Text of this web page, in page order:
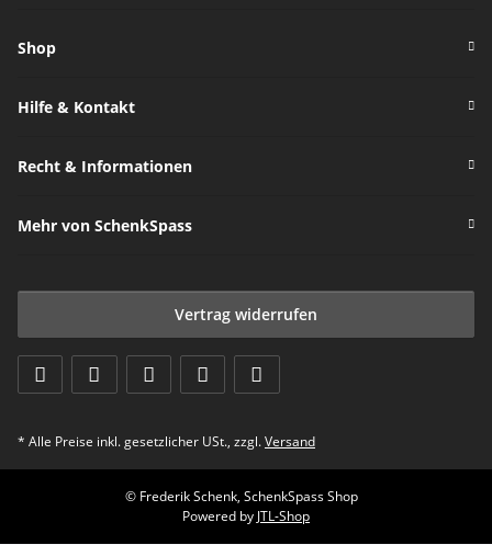
Shop
Hilfe & Kontakt
Recht & Informationen
Mehr von SchenkSpass
Vertrag widerrufen
* Alle Preise inkl. gesetzlicher USt., zzgl.Versand
© Frederik Schenk, SchenkSpass Shop
Powered by JTL-Shop